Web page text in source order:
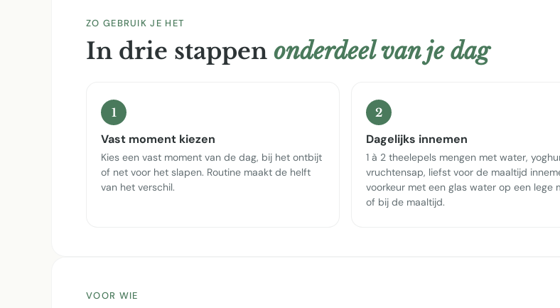
ZO GEBRUIK JE HET
In drie stappen onderdeel van je dag
1
Vast moment kiezen
Kies een vast moment van de dag, bij het ontbijt
of net voor het slapen. Routine maakt de helft
van het verschil.
2
Dagelijks innemen
1 à 2 theelepels mengen met water,
vruchtensap, liefst voor de maaltijd
voorkeur met een glas water op een lege
of bij de maaltijd.
VOOR WIE